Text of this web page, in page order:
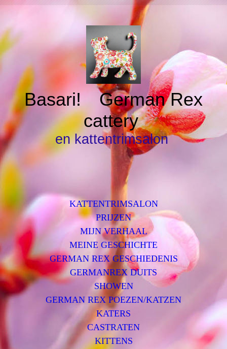
Basari!
German Rex
cattery
en kattentrimsalon
KATTENTRIMSALON
PRIJZEN
MIJN VERHAAL
MEINE GESCHICHTE
GERMAN REX GESCHIEDENIS
GERMANREX DUITS
SHOWEN
GERMAN REX POEZEN/KATZEN
KATERS
CASTRATEN
KITTENS